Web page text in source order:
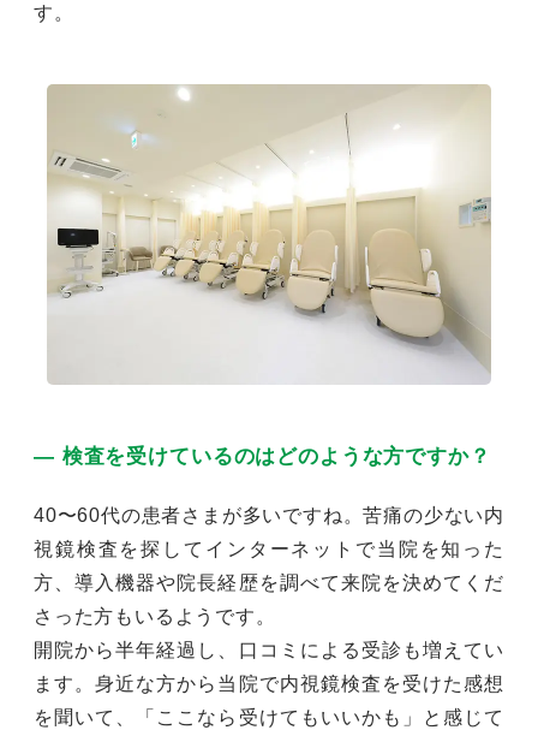
す。
― 検査を受けているのはどのような方ですか？
40〜60代の患者さまが多いですね。苦痛の少ない内
視鏡検査を探してインターネットで当院を知った
方、導入機器や院長経歴を調べて来院を決めてくだ
さった方もいるようです。
開院から半年経過し、口コミによる受診も増えてい
ます。身近な方から当院で内視鏡検査を受けた感想
を聞いて、「ここなら受けてもいいかも」と感じて